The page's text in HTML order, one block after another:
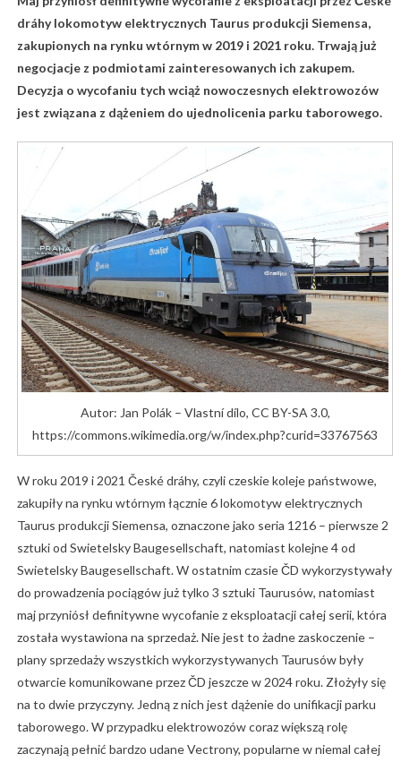
dráhy lokomotyw elektrycznych Taurus produkcji Siemensa,
zakupionych na rynku wtórnym w 2019 i 2021 roku. Trwają już
negocjacje z podmiotami zainteresowanych ich zakupem.
Decyzja o wycofaniu tych wciąż nowoczesnych elektrowozów
jest związana z dążeniem do ujednolicenia parku taborowego.
Autor: Jan Polák – Vlastní dílo, CC BY-SA 3.0,
https://commons.wikimedia.org/w/index.php?curid=33767563
W roku 2019 i 2021 České dráhy, czyli czeskie koleje państwowe,
zakupiły na rynku wtórnym łącznie 6 lokomotyw elektrycznych
Taurus produkcji Siemensa, oznaczone jako seria 1216 – pierwsze 2
sztuki od Swietelsky Baugesellschaft, natomiast kolejne 4 od
Swietelsky Baugesellschaft. W ostatnim czasie ČD wykorzystywały
do prowadzenia pociągów już tylko 3 sztuki Taurusów, natomiast
maj przyniósł definitywne wycofanie z eksploatacji całej serii, która
została wystawiona na sprzedaż. Nie jest to żadne zaskoczenie –
plany sprzedaży wszystkich wykorzystywanych Taurusów były
otwarcie komunikowane przez ČD jeszcze w 2024 roku. Złożyły się
na to dwie przyczyny. Jedną z nich jest dążenie do unifikacji parku
taborowego. W przypadku elektrowozów coraz większą rolę
zaczynają pełnić bardzo udane Vectrony, popularne w niemal całej